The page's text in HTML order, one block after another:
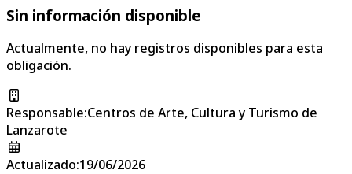
Sin información disponible
Actualmente, no hay registros disponibles para esta
obligación.
Responsable:Centros de Arte, Cultura y Turismo de
Lanzarote
Actualizado:19/06/2026